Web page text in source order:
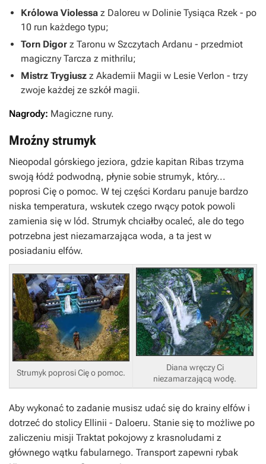
Królowa Violessa z Daloreu w Dolinie Tysiąca Rzek - po
10 run każdego typu;
Torn Digor z Taronu w Szczytach Ardanu - przedmiot
magiczny Tarcza z mithrilu;
Mistrz Trygiusz z Akademii Magii w Lesie Verlon - trzy
zwoje każdej ze szkół magii.
Nagrody: Magiczne runy.
Mroźny strumyk
Nieopodal górskiego jeziora, gdzie kapitan Ribas trzyma
swoją łódź podwodną, płynie sobie strumyk, który...
poprosi Cię o pomoc. W tej części Kordaru panuje bardzo
niska temperatura, wskutek czego rwący potok powoli
zamienia się w lód. Strumyk chciałby ocaleć, ale do tego
potrzebna jest niezamarzająca woda, a ta jest w
posiadaniu elfów.
Strumyk poprosi Cię o pomoc.
Diana wręczy Ci
niezamarzającą wodę.
Aby wykonać to zadanie musisz udać się do krainy elfów i
dotrzeć do stolicy Ellinii - Daloeru. Stanie się to możliwe po
zaliczeniu misji Traktat pokojowy z krasnoludami z
głównego wątku fabularnego. Transport zapewni rybak